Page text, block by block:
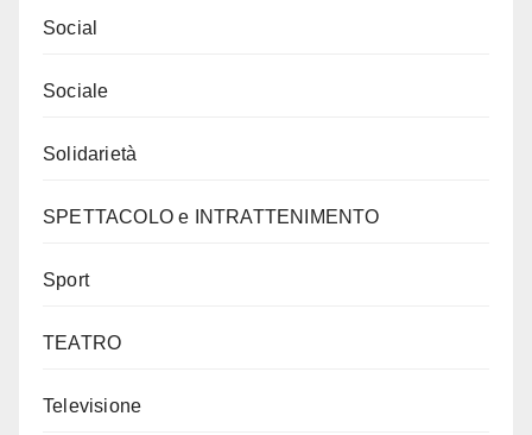
Social
Sociale
Solidarietà
SPETTACOLO e INTRATTENIMENTO
Sport
TEATRO
Televisione